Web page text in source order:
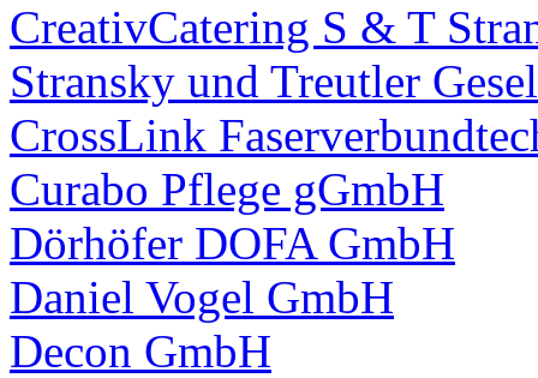
CreativCatering S & T
Stransky und Treutler
CrossLink
Curabo Pflege gGmbH
Dörhöfer DOFA GmbH
Daniel Vogel GmbH
Decon GmbH